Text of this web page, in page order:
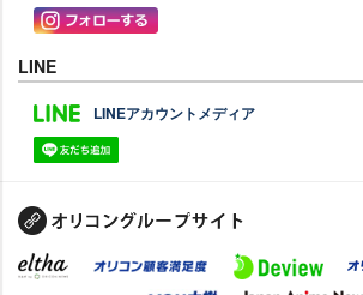
LINE
LINEアカウントメディア